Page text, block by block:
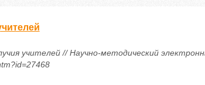
учителей // Научно-методический